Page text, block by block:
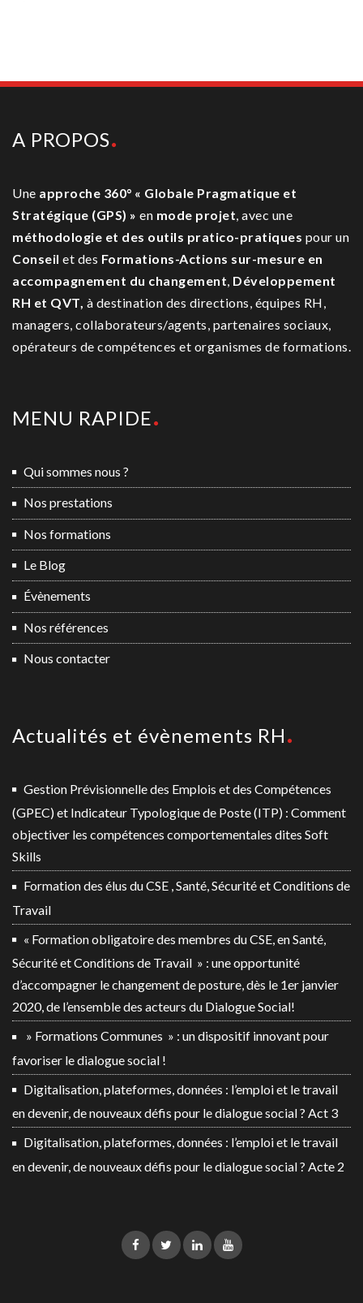
A PROPOS
Une approche 360° « Globale Pragmatique et
Stratégique (GPS) » en mode projet , avec une
méthodologie et des outils pratico-pratiques pour un
Conseil et des Formations-Actions sur-mesure en
accompagnement du changement Développement
RH et QVT, à destination des directions, équipes RH,
managers, collaborateurs/agents, partenaires sociaux,
opérateurs de compétences et organismes de formations.
MENU RAPIDE
Qui sommes nous ?
Nos prestations
Nos formations
Le Blog
Évènements
Nos références
Nous contacter
Actualités et évènements RH
Gestion Prévisionnelle des Emplois et des Compétences
(GPEC) et Indicateur Typologique de Poste (ITP) : Comment
objectiver les compétences comportementales dites Soft
Skills
Formation des élus du CSE , Santé, Sécurité et Conditions de
Travail
« Formation obligatoire des membres du CSE, en Santé,
Sécurité et Conditions de Travail » : une opportunité
d’accompagner le changement de posture, dès le 1er janvier
2020, de l’ensemble des acteurs du Dialogue Social!
» Formations Communes » : un dispositif innovant pour
favoriser le dialogue social !
Digitalisation, plateformes, données : l’emploi et le travail
en devenir, de nouveaux défis pour le dialogue social ? Act 3
Digitalisation, plateformes, données : l’emploi et le travail
en devenir, de nouveaux défis pour le dialogue social ? Acte 2